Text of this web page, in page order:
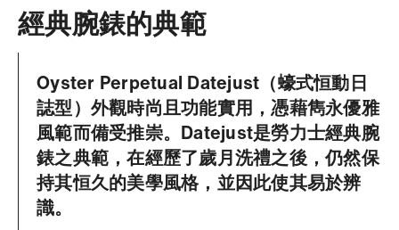
經典腕錶的典範
Oyster Perpetual Datejust（蠔式恒動日
誌型）外觀時尚且功能實用，憑藉雋永優雅
風範而備受推崇。Datejust是勞力士經典腕
錶之典範，在經歷了歲月洗禮之後，仍然保
持其恒久的美學風格，並因此使其易於辨
識。